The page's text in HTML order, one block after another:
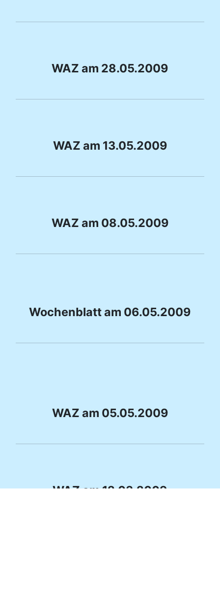
WAZ am 28.05.2009
WAZ am 13.05.2009
WAZ am 08.05.2009
Wochenblatt am 06.05.2009
WAZ am 05.05.2009
WAZ am 12.03.2009